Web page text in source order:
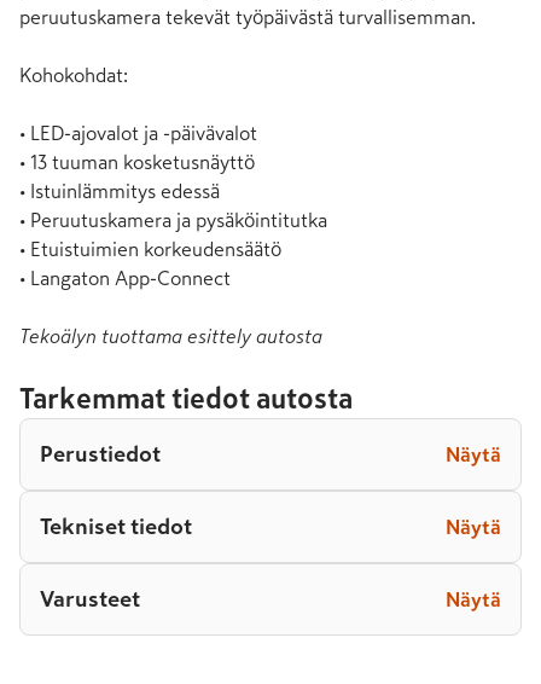
peruutuskamera tekevät työpäivästä turvallisemman.
Kohokohdat:
• LED-ajovalot ja -päivävalot
• 13 tuuman kosketusnäyttö
• Istuinlämmitys edessä
• Peruutuskamera ja pysäköintitutka
• Etuistuimien korkeudensäätö
• Langaton App-Connect
Tekoälyn tuottama esittely autosta
Tarkemmat tiedot autosta
Perustiedot Näytä
Tekniset tiedot Näytä
Varusteet Näytä